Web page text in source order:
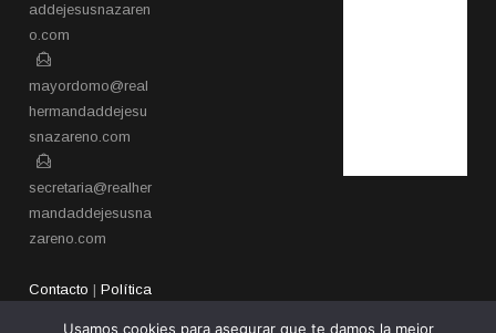
addejesusnazaren
o.com
mayordomo@real
hermandaddejesu
snazareno.com
secretaria@realher
mandaddejesusna
zareno.com
Contacto |Política
Usamos cookies para asegurar que te damos la mejor